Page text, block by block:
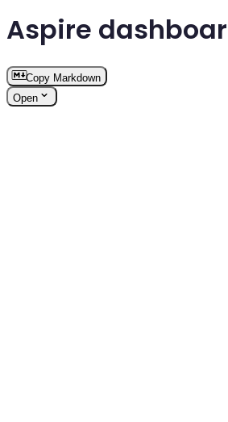
Aspire
Copy Markdown
Open